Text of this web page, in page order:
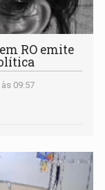
RO emite
09:57